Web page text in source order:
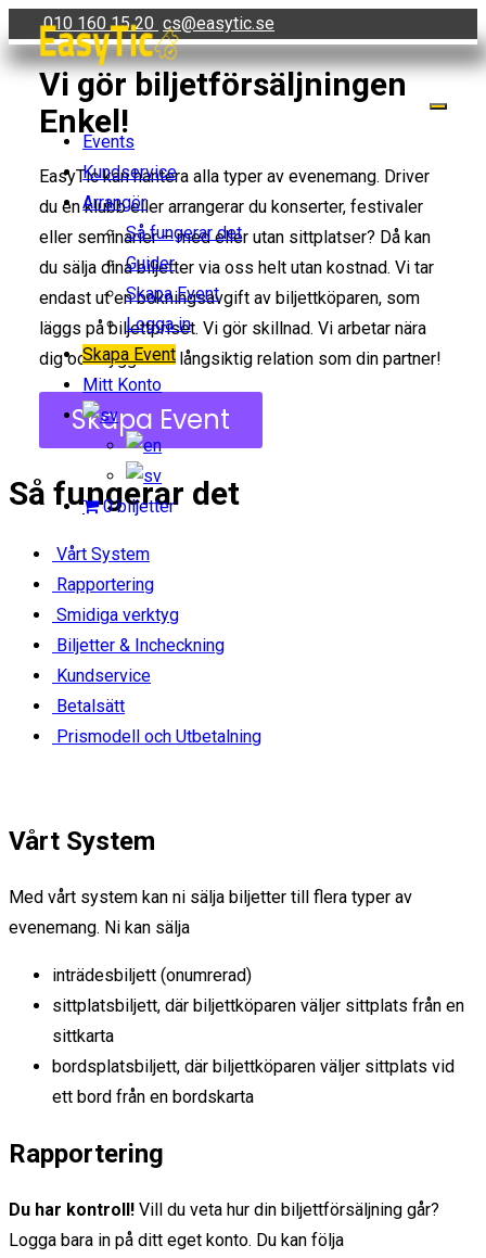
Skip
content
010 160 15 20 cs@easytic.se
Events
Kundservice
Arrangör
Så fungerar det
Guider
Skapa Event
Logga in
Skapa Event
Mitt Konto
0 biljetter
Vi gör biljetförsäljningen
Enkel!
EasyTic kan hantera alla typer av evenemang. Driver
du en klubb eller arrangerar du konserter, festivaler
eller seminarier – med eller utan sittplatser? Då kan
du sälja dina biljetter via oss helt utan kostnad. Vi tar
endast ut en bokningsavgift av biljettköparen, som
läggs på biljettpriset. Vi gör skillnad. Vi arbetar nära
dig och bygger en långsiktig relation som din partner!
Skapa Event
Så fungerar det
Vårt System
Rapportering
Smidiga verktyg
Biljetter & Incheckning
Kundservice
Betalsätt
Prismodell och Utbetalning
Vårt System
Med vårt system kan ni sälja biljetter till flera typer av
evenemang. Ni kan sälja
inträdesbiljett (onumrerad)
sittplatsbiljett, där biljettköparen väljer sittplats från en
sittkarta
bordsplatsbiljett, där biljettköparen väljer sittplats vid
ett bord från en bordskarta
Rapportering
Du har kontroll! Vill du veta hur din biljettförsäljning går?
Logga bara in på ditt eget konto. Du kan följa